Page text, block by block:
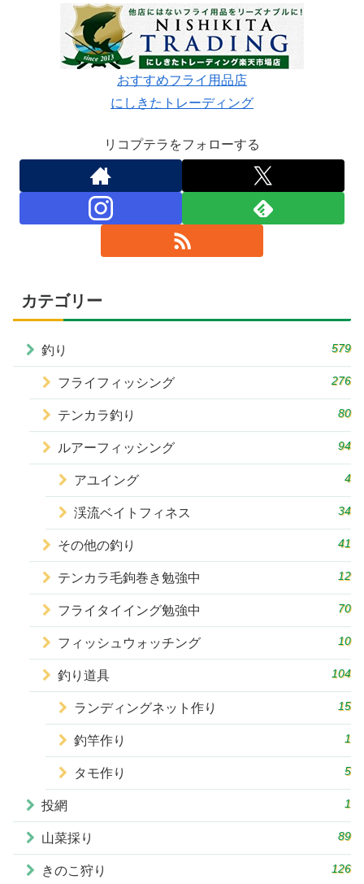
おすすめフライ用品店
にしきたトレーディング
リコプテラをフォローする
カテゴリー
釣り 579
フライフィッシング 276
テンカラ釣り 80
ルアーフィッシング 94
アユイング 4
渓流ベイトフィネス 34
その他の釣り 41
テンカラ毛鉤巻き勉強中 12
フライタイイング勉強中 70
フィッシュウォッチング 10
釣り道具 104
ランディングネット作り 15
釣竿作り 1
タモ作り 5
投網 1
山菜採り 89
きのこ狩り 126